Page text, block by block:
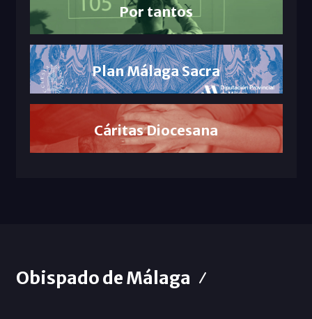
Por tantos
Plan Málaga Sacra
Cáritas Diocesana
Obispado de Málaga